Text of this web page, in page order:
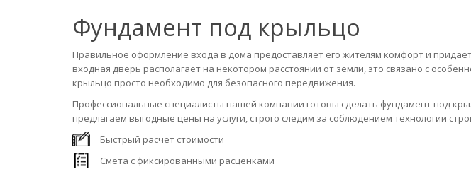
Фундамент под крыльцо
Правильное оформление входа в дома предоставляет его жителям комфорт и
входная дверь располагает на некотором расстоянии от земли, это связано с
крыльцо просто необходимо для безопасного передвижения.
Профессиональные специалисты нашей компании готовы сделать фундамент под
предлагаем выгодные цены на услуги, строго следим за соблюдением технологии
Быстрый расчет стоимости
Смета с фиксированными расценками